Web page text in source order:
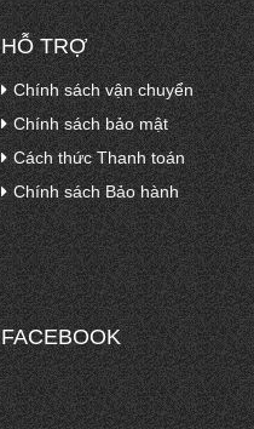
HỖ TRỢ
Chính sách vận chuyển
Chính sách bảo mật
Cách thức Thanh toán
Chính sách Bảo hành
FACEBOOK